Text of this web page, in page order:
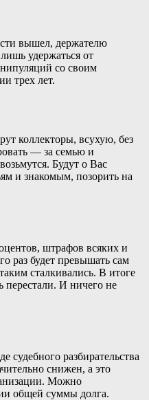
вышел, держателю
удержаться от
со своим
трех лет.
коллекторы, всухую, без
— за семью и
Будут о Вас
и знакомым, позорить на
штрафов всяких и
раз будет превышать сам
сталкивались. В итоге
И ничего не
судебного разбирательства
снижен, а это
Можно
общей суммы долга.